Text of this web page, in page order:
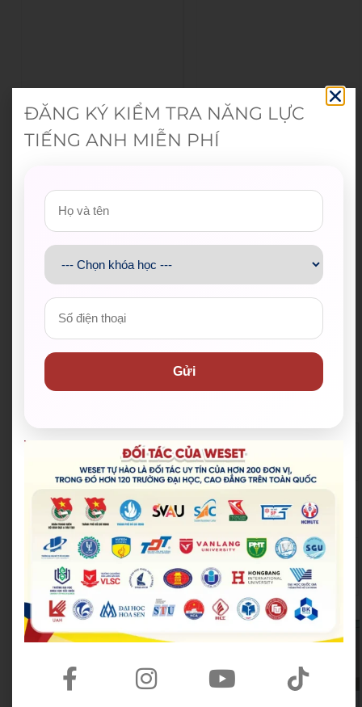
Đoàn Thanh niên Bộ Giáo d
m TP.HCM
Trung tâm Hỗ trợ Học sinh,
sinh viên TP.HCM
Thành Đoàn TP.HCM
Thành Đoàn TP. Thủ Đức
Hội Liên hiệp Thanh
niên Việt Nam
ĐĂNG KÝ KIỂM TRA NĂNG LỰC
TIẾNG ANH MIỄN PHÍ
Gửi